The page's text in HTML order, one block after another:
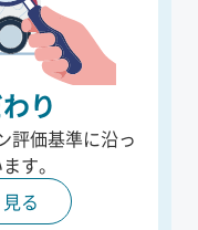
り
評価基準に沿っ
す。
る